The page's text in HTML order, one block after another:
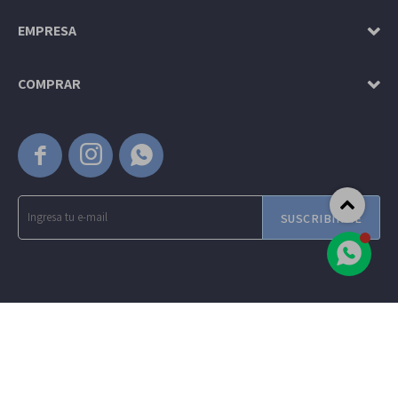
  
SUSCRIBIRME
EMPRESA
COMPRAR